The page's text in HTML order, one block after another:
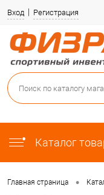
Вход Регистрация
Каталог
Главная страница •